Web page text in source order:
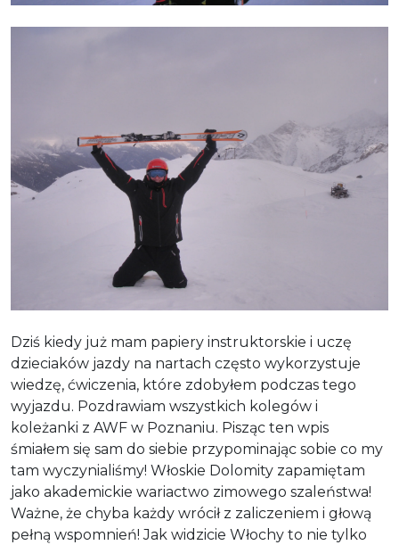
Dziś kiedy już mam papiery instruktorskie i uczę
dzieciaków jazdy na nartach często wykorzystuje
wiedzę, ćwiczenia, które zdobyłem podczas tego
wyjazdu. Pozdrawiam wszystkich kolegów i
koleżanki z AWF w Poznaniu. Pisząc ten wpis
śmiałem się sam do siebie przypominając sobie co my
tam wyczynialiśmy! Włoskie Dolomity zapamiętam
jako akademickie wariactwo zimowego szaleństwa!
Ważne, że chyba każdy wrócił z zaliczeniem i głową
pełną wspomnień! Jak widzicie Włochy to nie tylko